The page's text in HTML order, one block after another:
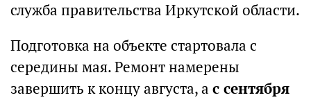
служба правительства Иркутской области.
Подготовка на объекте стартовала с
середины мая. Ремонт намерены
завершить к концу августа, а с сентября